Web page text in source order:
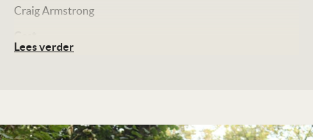
Craig Armstrong
Claes Bang Mick Jagger
Kleur, 99 minuten
Lees verder